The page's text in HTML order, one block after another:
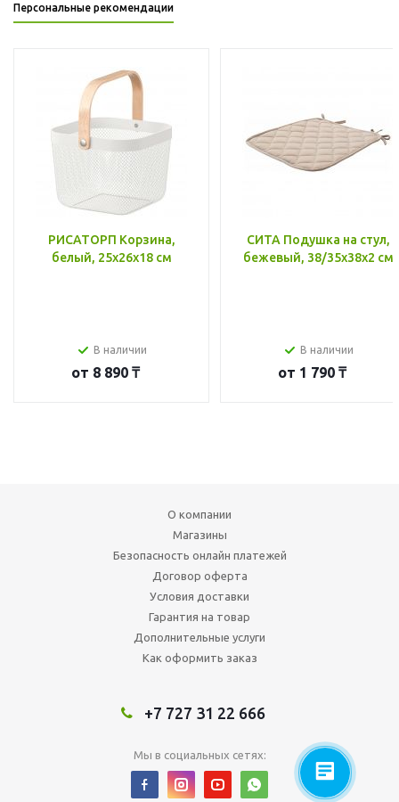
Персональные рекомендации
РИСАТОРП Корзина,
белый, 25x26x18 см
В наличии
от 8 890 ₸
СИТА Подушка на стул,
бежевый, 38/35x38x2 см
В наличии
от 1 790 ₸
О компании
Магазины
Безопасность онлайн платежей
Договор оферта
Условия доставки
Гарантия на товар
Дополнительные услуги
Как оформить заказ
+7 727 31 22 666
Мы в социальных сетях: